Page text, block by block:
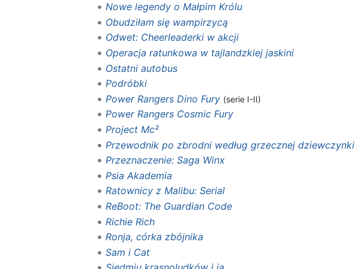
Nowe legendy o Małpim Królu
Obudziłam się wampirzycą
Odwet: Cheerleaderki w akcji
Operacja ratunkowa w tajlandzkiej jaskini
Ostatni autobus
Podróbki
Power Rangers Dino Fury (serie I-II)
Power Rangers Cosmic Fury
Project Mc²
Przewodnik po zbrodni według grzecznej dziewczynki
Przeznaczenie: Saga Winx
Psia Akademia
Ratownicy z Malibu: Serial
ReBoot: The Guardian Code
Richie Rich
Ronja, córka zbójnika
Sam i Cat